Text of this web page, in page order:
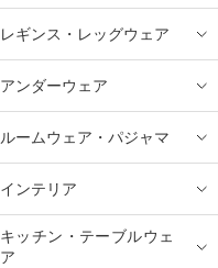
レギンス・レッグウェア
アンダーウェア
ルームウェア・パジャマ
インテリア
キッチン・テーブルウェ
ア